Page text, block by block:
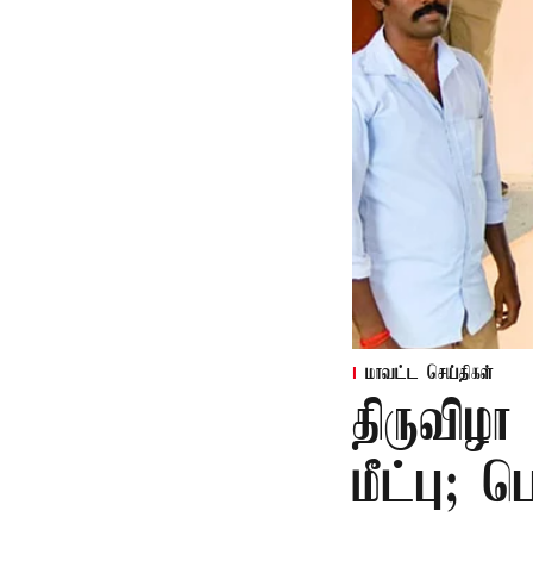
மாவட்ட செய்திகள்
மீட்பு;